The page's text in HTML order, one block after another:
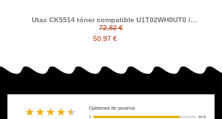
Utax CK5514 tóner compatible U1T02WH0UT0 /
U1T02WHCUT0 / U1T02WHBUT0 / U1T02WHAUT0
72,82 €
50,97 €